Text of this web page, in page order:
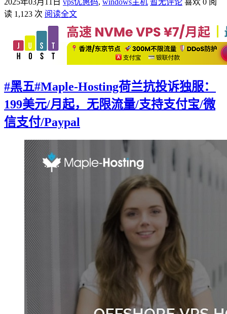
读 1,123 次 阅读全文
#黑五#Maple-Hosting荷兰抗投诉独服：
199美元/月起，无限流量/支持支付宝/微
信支付/Paypal